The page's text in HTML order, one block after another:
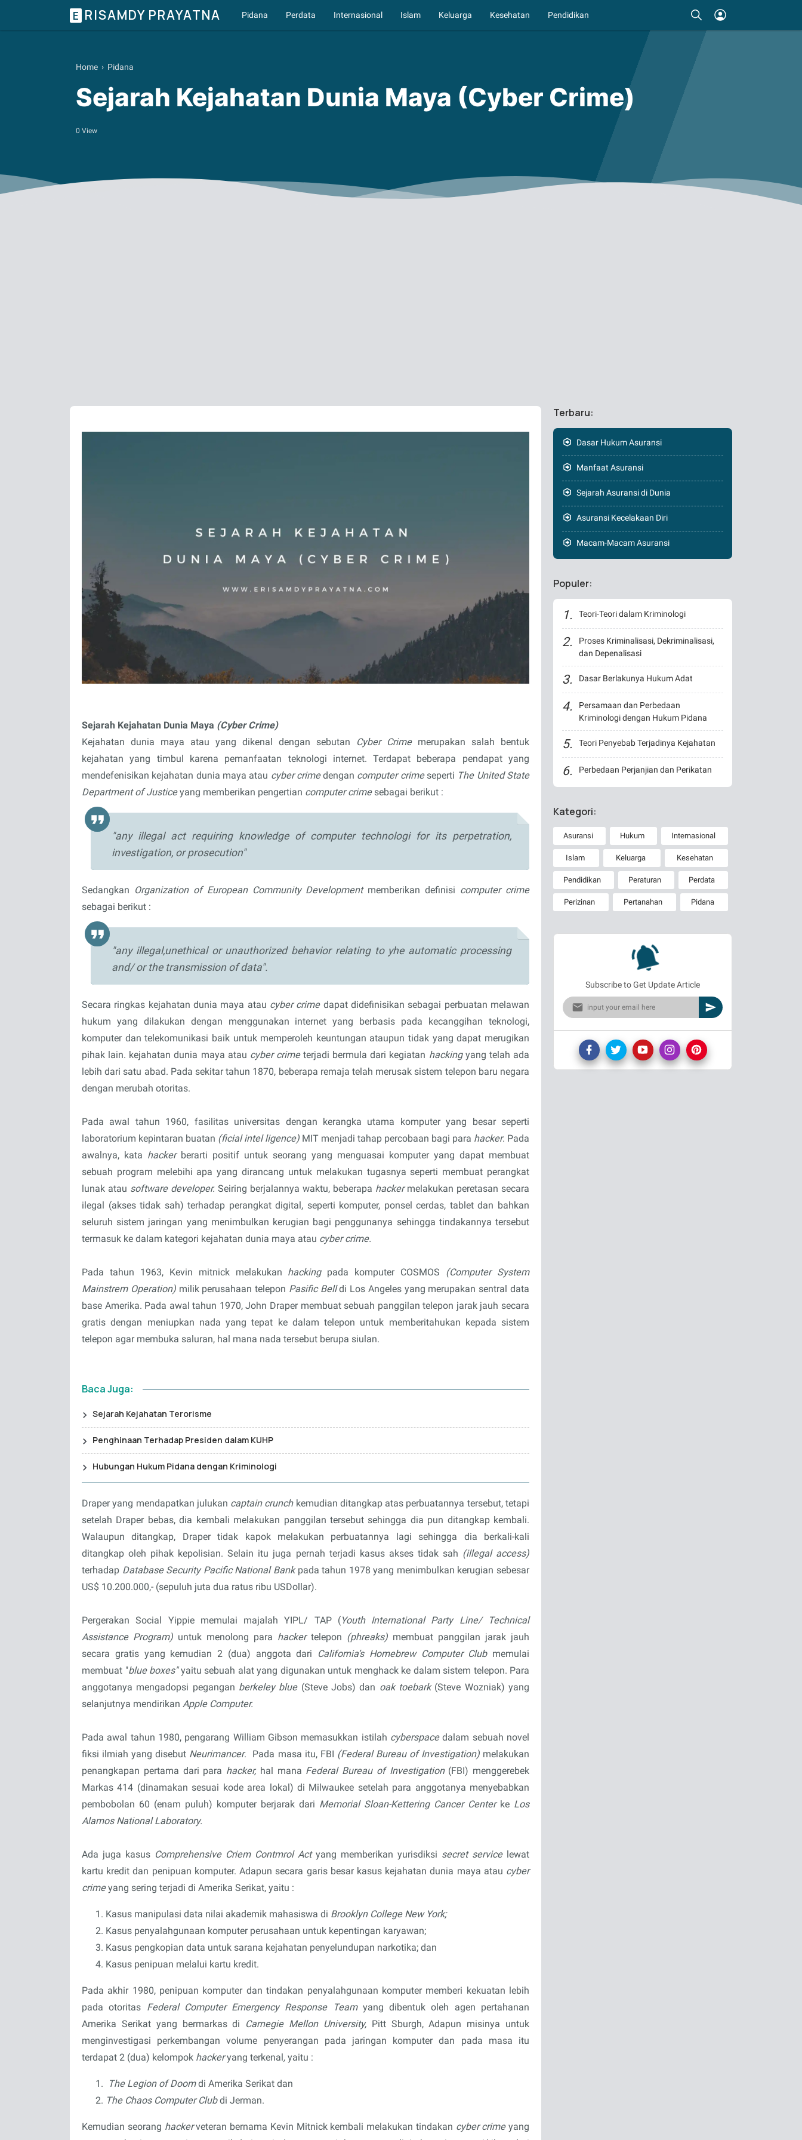
E RISAMDY PRAYATNA Pidana Perdata Internasional Islam Keluarga Kesehatan Pendidikan
Home › Pidana
Sejarah Kejahatan Dunia Maya (Cyber Crime)
0 View
Sejarah Kejahatan Dunia Maya (Cyber Crime)
Kejahatan dunia maya atau yang dikenal dengan sebutan
Cyber Crime merupakan salah bentuk
kejahatan yang timbul karena pemanfaatan teknologi internet. Terdapat beberapa pendapat yang
mendefenisikan kejahatan dunia maya atau cyber crimedengan computer crimeseperti The United State
Department of Justiceyang memberikan pengertian computer crimesebagai berikut :
"any illegal act requiring knowledge of computer technologi for its perpetration,
investigation, or prosecution"
Sedangkan Organization of European Community Development memberikan definisi computer crime
sebagai berikut :
"any illegal,unethical or unauthorized behavior relating to yhe automatic processing
and/ or the transmission of data".
Secara ringkas kejahatan dunia maya atau cyber crime dapat didefinisikan sebagai perbuatan melawan
hukum yang dilakukan dengan menggunakan internet yang berbasis pada kecanggihan teknologi,
komputer dan telekomunikasi baik untuk memperoleh keuntungan ataupun tidak yang dapat merugikan
pihak lain. kejahatan dunia maya atau cyber crimeterjadi bermula dari kegiatan hackingyang telah ada
lebih dari satu abad. Pada sekitar tahun 1870, beberapa remaja telah merusak sistem telepon baru negara
dengan merubah otoritas.
Pada awal tahun 1960, fasilitas universitas dengan kerangka utama komputer yang besar seperti
laboratorium kepintaran buatan (ficial intel ligence) MIT menjadi tahap percobaan bagi para hacker. Pada
awalnya, kata hackerberarti positif untuk seorang yang menguasai komputer yang dapat membuat
sebuah program melebihi apa yang dirancang untuk melakukan tugasnya seperti membuat perangkat
lunak atau software developer. Seiring berjalannya waktu, beberapa hackermelakukan peretasan secara
ilegal (akses tidak sah) terhadap perangkat digital, seperti komputer, ponsel cerdas, tablet dan bahkan
seluruh sistem jaringan yang menimbulkan kerugian bagi penggunanya sehingga tindakannya tersebut
termasuk ke dalam kategori kejahatan dunia maya atau cyber crime.
Pada tahun 1963, Kevin mitnick melakukan hacking pada komputer COSMOS (Computer System
Mainstrem Operation)milik perusahaan telepon Pasific Belldi Los Angeles yang merupakan sentral data
base Amerika. Pada awal tahun 1970, John Draper membuat sebuah panggilan telepon jarak jauh secara
gratis dengan meniupkan nada yang tepat ke dalam telepon untuk memberitahukan kepada sistem
telepon agar membuka saluran, hal mana nada tersebut berupa siulan.
Baca Juga:
Sejarah Kejahatan Terorisme
Penghinaan Terhadap Presiden dalam KUHP
Hubungan Hukum Pidana dengan Kriminologi
Draper yang mendapatkan julukan captain crunchkemudian ditangkap atas perbuatannya tersebut, tetapi
setelah Draper bebas, dia kembali melakukan panggilan tersebut sehingga dia pun ditangkap kembali.
Walaupun ditangkap, Draper tidak kapok melakukan perbuatannya lagi sehingga dia berkali-kali
ditangkap oleh pihak kepolisian. Selain itu juga pernah terjadi kasus akses tidak sah (illegal access)
terhadap Database Security Pacific National Bankpada tahun 1978 yang menimbulkan kerugian sebesar
US$ 10.200.000,- (sepuluh juta dua ratus ribu USDollar).
Pergerakan Social Yippie memulai majalah YIPL/ TAP (Youth International Party Line/ Technical
Assistance Program) untuk menolong para hacker telepon (phreaks) membuat panggilan jarak jauh
secara gratis yang kemudian 2 (dua) anggota dari
California’s Homebrew Computer Clubmemulai
membuat "blue boxes"yaitu sebuah alat yang digunakan untuk menghack ke dalam sistem telepon. Para
anggotanya mengadopsi pegangan berkeley blue(Steve Jobs) dan oak toebark(Steve Wozniak) yang
selanjutnya mendirikan Apple Computer.
Pada awal tahun 1980, pengarang William Gibson memasukkan istilah cyberspacedalam sebuah novel
fiksi ilmiah yang disebut Neurimancer. Pada masa itu, FBI (Federal Bureau of Investigation)melakukan
penangkapan pertama dari para hacker,hal mana Federal Bureau of Investigation (FBI) menggerebek
Markas 414 (dinamakan sesuai kode area lokal) di Milwaukee setelah para anggotanya menyebabkan
pembobolan 60 (enam puluh) komputer berjarak dari Memorial Sloan-Kettering Cancer Centerke Los
Alamos National Laboratory.
Ada juga kasus Comprehensive Criem Contmrol Actyang memberikan yurisdiksi secret servicelewat
kartu kredit dan penipuan komputer. Adapun secara garis besar kasus kejahatan dunia maya atau cyber
crime yang sering terjadi di Amerika Serikat, yaitu :
Kasus manipulasi data nilai akademik mahasiswa di Brooklyn College New York;
Kasus penyalahgunaan komputer perusahaan untuk kepentingan karyawan;
Kasus pengkopian data untuk sarana kejahatan penyelundupan narkotika; dan
Kasus penipuan melalui kartu kredit.
Pada akhir 1980, penipuan komputer dan tindakan penyalahgunaan komputer memberi kekuatan lebih
pada otoritas Federal Computer Emergency Response Teamyang dibentuk oleh agen pertahanan
Amerika Serikat yang bermarkas di Carnegie Mellon University,Pitt Sburgh, Adapun misinya untuk
menginvestigasi perkembangan volume penyerangan pada jaringan komputer dan pada masa itu
terdapat 2 (dua) kelompok hackeryang terkenal, yaitu :
The Legion of Doomdi Amerika Serikat dan
The Chaos Computer Clubdi Jerman.
Kemudian seorang hackerveteran bernama Kevin Mitnick kembali melakukan tindakan cyber crimeyang
Terbaru:
Dasar Hukum Asuransi
Manfaat Asuransi
Sejarah Asuransi di Dunia
Asuransi Kecelakaan Diri
Macam-Macam Asuransi
Populer:
Teori-Teori dalam Kriminologi
Proses Kriminalisasi, Dekriminalisasi,
dan Depenalisasi
Dasar Berlakunya Hukum Adat
Persamaan dan Perbedaan
Kriminologi dengan Hukum Pidana
Teori Penyebab Terjadinya Kejahatan
Perbedaan Perjanjian dan Perikatan
Kategori:
Asuransi Hukum Internasional
Islam Keluarga Kesehatan
Pendidikan Peraturan Perdata
Perizinan Pertanahan Pidana
Subscribe to Get Update Article